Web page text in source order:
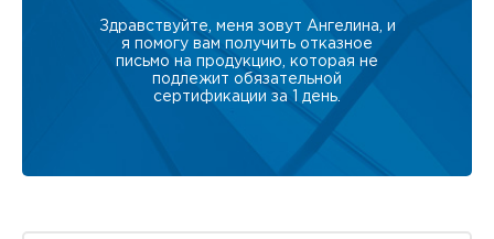
Здравствуйте, меня зовут Ангелина, и
я помогу вам получить отказное
письмо на продукцию, которая не
подлежит обязательной
сертификации за 1 день.